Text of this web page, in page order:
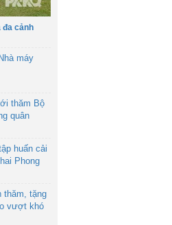
đa cảnh
máy
thăm Bộ
quân
huấn cải
Phong
thăm, tặng
vượt khó